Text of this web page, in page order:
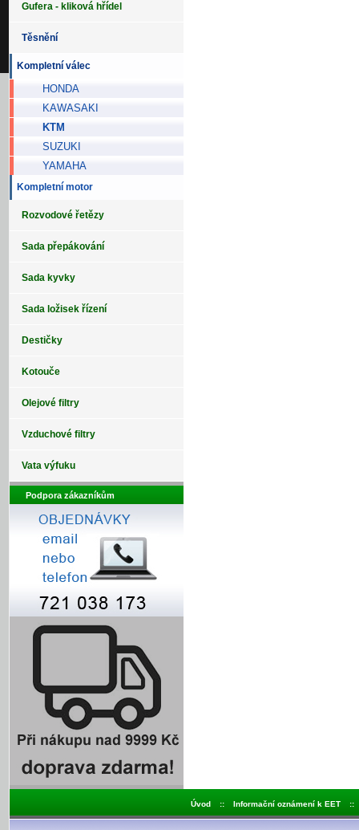
Gufera - kliková hřídel
Těsnění
Kompletní válec
HONDA
KAWASAKI
KTM
SUZUKI
YAMAHA
Kompletní motor
Rozvodové řetězy
Sada přepákování
Sada kyvky
Sada ložisek řízení
Destičky
Kotouče
Olejové filtry
Vzduchové filtry
Vata výfuku
Podpora zákazníkům
Úvod :: Informační oznámení k EET ::